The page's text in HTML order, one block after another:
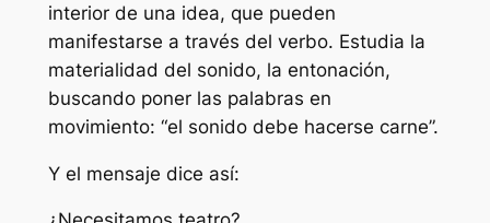
interior de una idea, que pueden
manifestarse a través del verbo. Estudia la
materialidad del sonido, la entonación,
buscando poner las palabras en
movimiento: “el sonido debe hacerse carne”.
Y el mensaje dice así: